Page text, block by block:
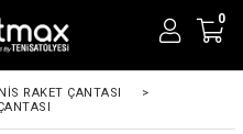
0
RAKET ÇANTASI
>